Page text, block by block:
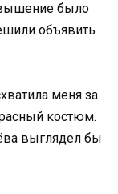
было
объявить
меня за
костюм.
выглядел бы